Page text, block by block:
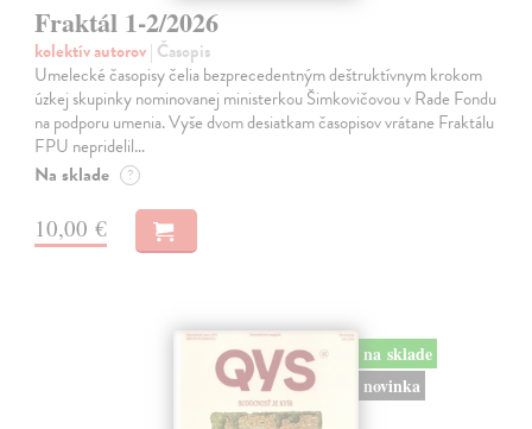
Fraktál 1-2/2026
kolektív autorov| Časopis
Umelecké časopisy čelia bezprecedentným deštruktívnym krokom
úzkej skupinky nominovanej ministerkou Šimkovičovou v Rade Fondu
na podporu umenia. Vyše dvom desiatkam časopisov vrátane Fraktálu
FPU nepridelil…
Na sklade ?
10,00 €
na sklade
novinka